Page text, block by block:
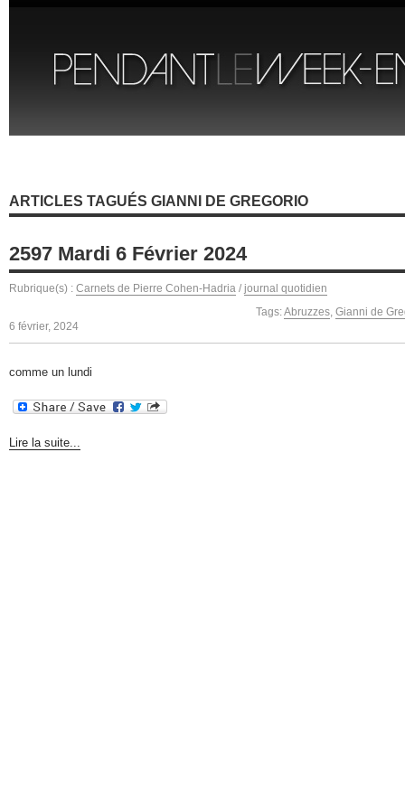
ARTICLES TAGUÉS GIANNI DE GREGORIO
2597 Mardi 6 Février 2024
Rubrique(s) : Carnets de Pierre Cohen-Hadria / journal quotidien
Tags:Abruzzes, Gianni de
6 février, 2024
comme un lundi
Lire la suite...